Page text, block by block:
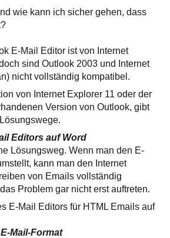
wie kann ich sicher gehen, dass
E-Mail Editor ist von Internet
sind Outlook 2003 und Internet
nicht vollständig kompatibel.
von Internet Explorer 11 oder der
Version von Outlook, gibt
Editors auf Word
Lösungsweg. Wenn man den E-
kann man den Internet
von Emails vollständig
Problem gar nicht erst auftreten.
E-Mail Editors für HTML Emails auf
E-Mail-Format